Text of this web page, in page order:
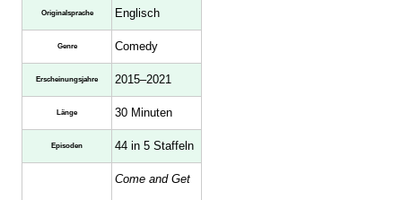
Originalsprache Englisch
Genre Comedy
Erscheinungsjahre 2015–2021
Länge 30 Minuten
Episoden 44 in 5 Staffeln
Come and Get